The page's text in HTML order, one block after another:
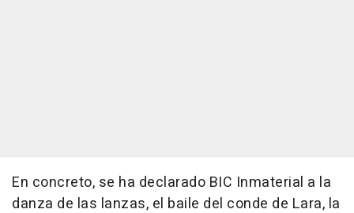
En concreto, se ha declarado BIC Inmaterial a la
danza de las lanzas, el baile del conde de Lara, la